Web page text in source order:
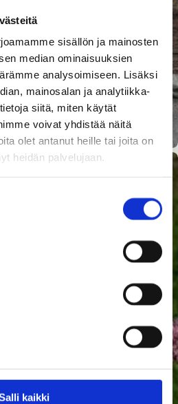
sisällön ja mainosten
median ominaisuuksien
analysoimiseen. Lisäksi
mainosalan ja analytiikka-
siitä, miten käytät
voivat yhdistää näitä
olet antanut heille tai joita on
heidän palvelujaan.
kaikki